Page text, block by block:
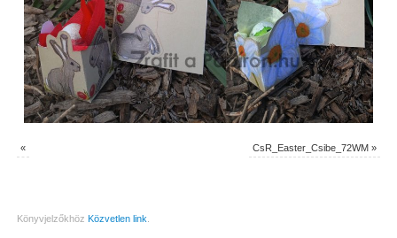
« CsR_Easter_Csibe_72WM »
Könyvjelzőkhöz Közvetlen link